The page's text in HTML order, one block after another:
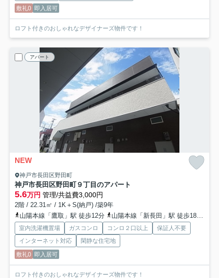
敷礼0 即入居可
ロフト付きのおしゃれなデザイナーズ物件です！
アパート
NEW
神戸市長田区野田町
神戸市長田区野田町９丁目のアパート
5.6万円 管理/共益費3,000円
2階 / 22.31㎡ / 1K＋S(納戸) /築9年
山陽本線「鷹取」駅 徒歩12分
山陽本線「新長田」駅 徒歩18分
室内洗濯機置場 ガスコンロ コンロ２口以上
保証人不要
インターネット対応
閑静な住宅地
敷礼0 即入居可
ロフト付きのおしゃれなデザイナーズ物件です！